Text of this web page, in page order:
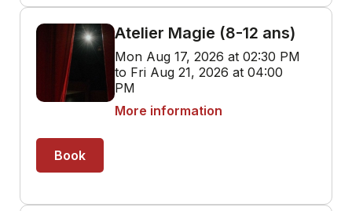
Atelier Magie (8-12 ans)
Mon Aug 17, 2026 at 02:30 PM
to Fri Aug 21, 2026 at 04:00
PM
More information
Book